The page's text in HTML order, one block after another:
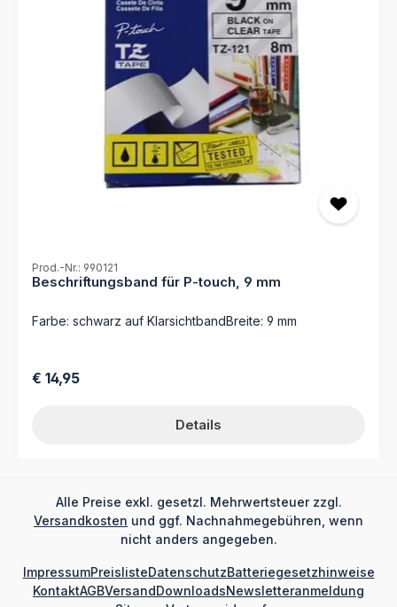
Prod.-Nr.: 990121
Beschriftungsband für P-touch, 9 mm
Farbe: schwarz auf KlarsichtbandBreite: 9 mm
Regulärer Preis:
€ 14,95
Details
Alle Preise exkl. gesetzl. Mehrwertsteuer zzgl.
Versandkosten und ggf. Nachnahmegebühren, wenn
nicht anders angegeben.
ImpressumPreislisteDatenschutzBatteriegesetzhinweise
KontaktAGBVersandDownloadsNewsletteranmeldung